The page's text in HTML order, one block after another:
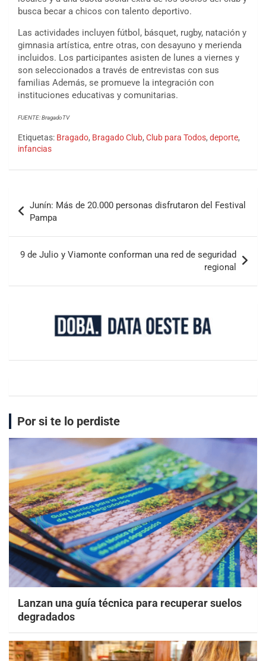
busca becar a chicos con talento deportivo.
Las actividades incluyen fútbol, básquet, rugby, natación y
gimnasia artística, entre otras, con desayuno y merienda
incluidos. Los participantes asisten de lunes a viernes y
son seleccionados a través de entrevistas con sus
familias Además, se promueve la integración con
instituciones educativas y comunitarias.
FUENTE: BragadoTV
Etiquetas: Bragado, Bragado Club, Club para Todos, deporte,
infancias
Junín: Más de 20.000 personas disfrutaron del Festival
Pampa
9 de Julio y Viamonte conforman una red de seguridad
regional
Por si te lo perdiste
Lanzan una guía técnica para recuperar suelos
degradados